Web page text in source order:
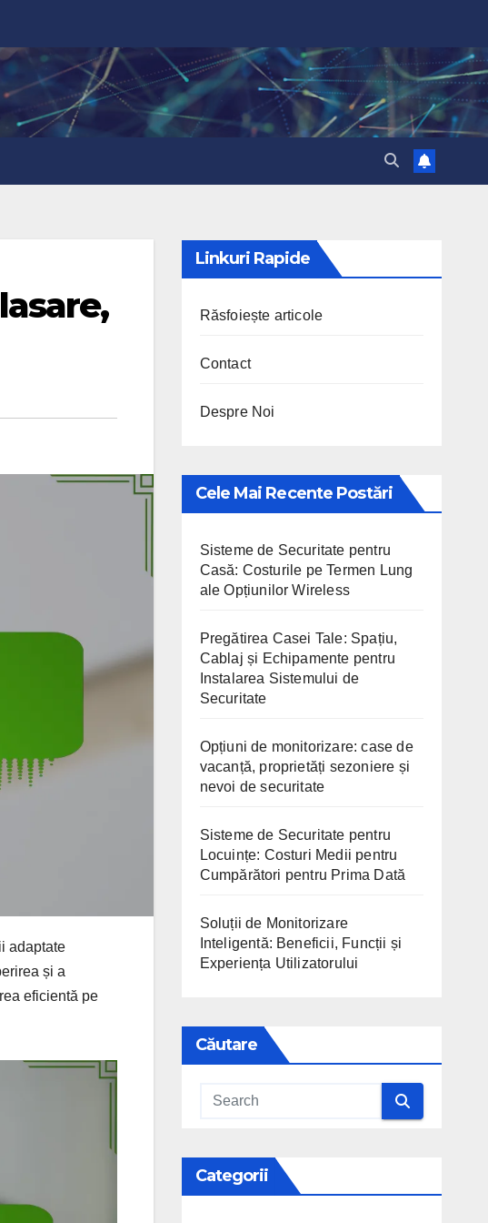
adaptate
și a
eficientă pe
Linkuri Rapide
Răsfoiește articole
Contact
Despre Noi
Cele Mai Recente Postări
Sisteme de Securitate pentru
Casă: Costurile pe Termen Lung
ale Opțiunilor Wireless
Pregătirea Casei Tale: Spațiu,
Cablaj și Echipamente pentru
Instalarea Sistemului de
Securitate
Opțiuni de monitorizare: case de
vacanță, proprietăți sezoniere și
nevoi de securitate
Sisteme de Securitate pentru
Locuințe: Costuri Medii pentru
Cumpărători pentru Prima Dată
Soluții de Monitorizare
Inteligentă: Beneficii, Funcții și
Experiența Utilizatorului
Căutare
Categorii